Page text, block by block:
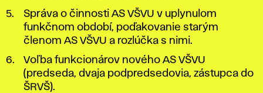
Správa o činnosti AS VŠVU v uplynulom
funkčnom období, poďakovanie starým
členom AS VŠVU a rozlúčka s nimi.
Voľba funkcionárov nového AS VŠVU
(predseda, dvaja podpredsedovia, zástupca do
ŠRVŠ).